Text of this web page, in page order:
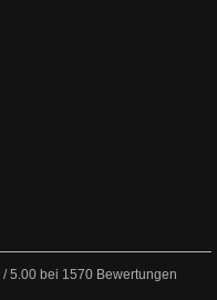
/5.00 bei 1570 Bewertungen